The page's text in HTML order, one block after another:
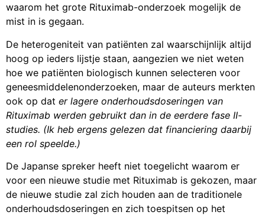
waarom het grote Rituximab-onderzoek mogelijk de
mist in is gegaan.
De heterogeniteit van patiënten zal waarschijnlijk altijd
hoog op ieders lijstje staan, aangezien we niet weten
hoe we patiënten biologisch kunnen selecteren voor
geneesmiddelenonderzoeken, maar de auteurs merkten
ook op dat er lagere onderhoudsdoseringen van
Rituximab werden gebruikt dan in de eerdere fase II-
studies. (Ik heb ergens gelezen dat financiering daarbij
een rol speelde.)
De Japanse spreker heeft niet toegelicht waarom er
voor een nieuwe studie met Rituximab is gekozen, maar
de nieuwe studie zal zich houden aan de traditionele
onderhoudsdoseringen en zich toespitsen op het